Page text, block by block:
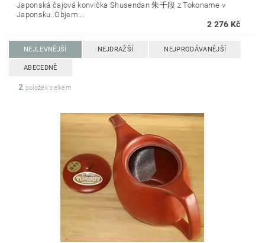
Japonská čajová konvička Shusendan 朱千段 z Tokoname v
Japonsku. Objem...
2 276 Kč
NEJLEVNĚJŠÍ NEJDRAŽŠÍ NEJPRODÁVANĚJŠÍ
ABECEDNĚ
2 položek celkem